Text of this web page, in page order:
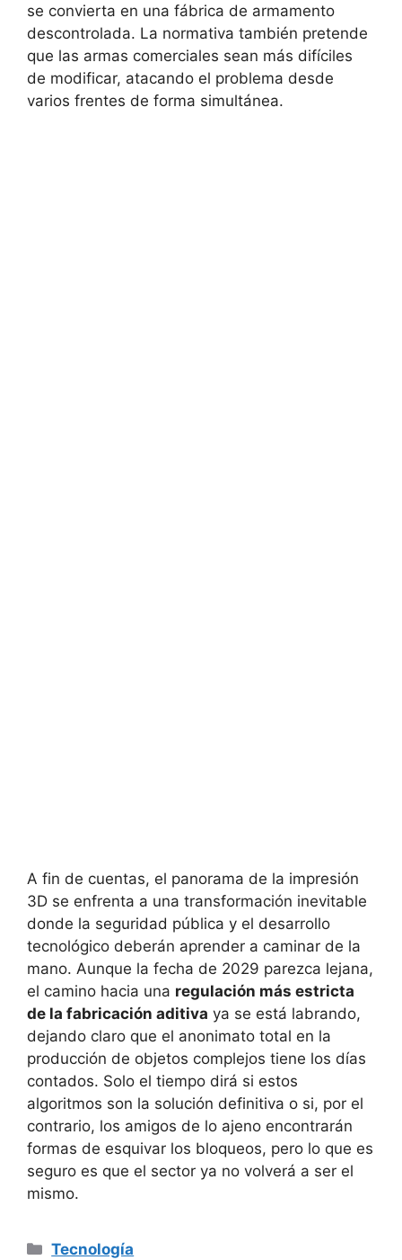
se convierta en una fábrica de armamento
descontrolada. La normativa también pretende
que las armas comerciales sean más difíciles
de modificar, atacando el problema desde
varios frentes de forma simultánea.
A fin de cuentas, el panorama de la impresión
3D se enfrenta a una transformación inevitable
donde la seguridad pública y el desarrollo
tecnológico deberán aprender a caminar de la
mano. Aunque la fecha de 2029 parezca lejana,
el camino hacia una regulación más estricta
de la fabricación aditiva ya se está labrando,
dejando claro que el anonimato total en la
producción de objetos complejos tiene los días
contados. Solo el tiempo dirá si estos
algoritmos son la solución definitiva o si, por el
contrario, los amigos de lo ajeno encontrarán
formas de esquivar los bloqueos, pero lo que es
seguro es que el sector ya no volverá a ser el
mismo.
Categorías
Tecnología